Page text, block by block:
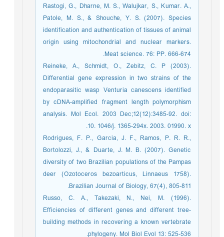
Rastogi, G., Dharne, M. S., Walujkar, S., Kumar. A.,
Patole, M. S., & Shouche, Y. S. (2007). Species
identification and authentication of tissues of animal
origin using mitochondrial and nuclear markers.
Meat science. 76: PP. 666-674.
Reineke, A., Schmidt, O., Zebitz, C. P (2003).
Differential gene expression in two strains of the
endoparasitic wasp Venturia canescens identified
by cDNA-amplified fragment length polymorphism
analysis. Mol Ecol. 2003 Dec;12(12):3485-92. doi:
10. 1046/j. 1365-294x. 2003. 01990. x.
Rodrigues, F. P., Garcia, J. F., Ramos, P. R. R.,
Bortolozzi, J., & Duarte, J. M. B. (2007). Genetic
diversity of two Brazilian populations of the Pampas
deer (Ozotoceros bezoarticus, Linnaeus 1758).
Brazilian Journal of Biology, 67(4), 805-811.
Russo, C. A., Takezaki, N., Nei, M. (1996).
Efficiencies of different genes and different tree-
building methods in recovering a known vertebrate
phylogeny. Mol Biol Evol 13: 525-536.